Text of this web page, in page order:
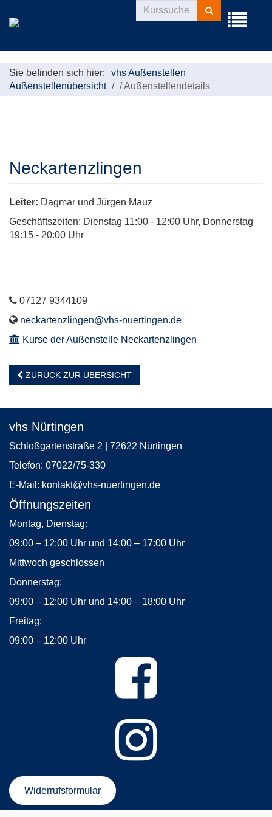
Menü
Kurse
suchen
Sie befinden sich hier:
vhs Außenstellen
Außenstellenübersicht
/Außenstellendetails
Neckartenzlingen
Leiter: Dagmar und Jürgen Mauz
Geschäftszeiten: Dienstag 11:00 - 12:00 Uhr, Donnerstag
19:15 - 20:00 Uhr
Telefon
07127 9344109
E-
neckartenzlingen@vhs-nuertingen.de
Kurse der Außenstelle Neckartenzlingen
ZURÜCK ZUR ÜBERSICHT
vhs Nürtingen
Schloßgartenstraße 2 | 72622 Nürtingen
Telefon: 07022/75-330
E-Mail: kontakt@vhs-nuertingen.de
Öffnungszeiten
Montag, Dienstag:
09:00 – 12:00 Uhr und 14:00 – 17:00 Uhr
Mittwoch geschlossen
Donnerstag:
09:00 – 12:00 Uhr und 14:00 – 18:00 Uhr
Freitag:
09:00 – 12:00 Uhr
Widerrufsformular